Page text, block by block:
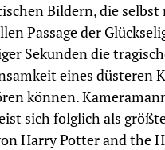
Bildern, die selbst
Passage der
Sekunden die
eines düsteren
können.
sich folglich als
Harry Potter and the